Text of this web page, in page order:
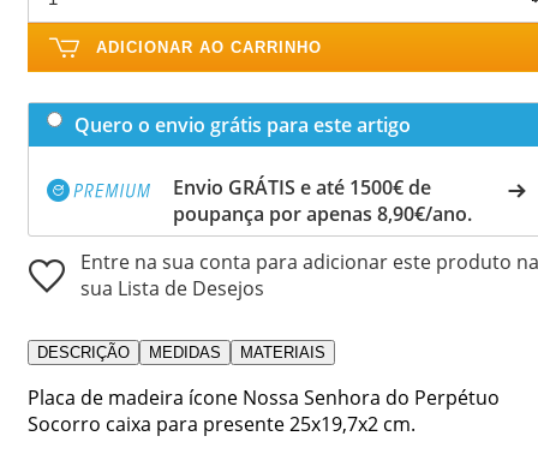
ADICIONAR AO CARRINHO
Quero o envio grátis para este artigo
Envio GRÁTIS e até 1500€ de
poupança por apenas 8,90€/ano.
Entre na sua conta para adicionar este produto na
sua Lista de Desejos
DESCRIÇÃO MEDIDAS MATERIAIS
Placa de madeira ícone Nossa Senhora do Perpétuo
Socorro caixa para presente 25x19,7x2 cm.